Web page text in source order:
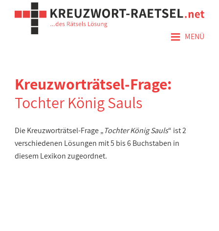
≡ MENÜ
Kreuzworträtsel-Frage:
Tochter König Sauls
Die Kreuzworträtsel-Frage „Tochter König Sauls“ ist 2
verschiedenen Lösungen mit 5 bis 6 Buchstaben in
diesem Lexikon zugeordnet.